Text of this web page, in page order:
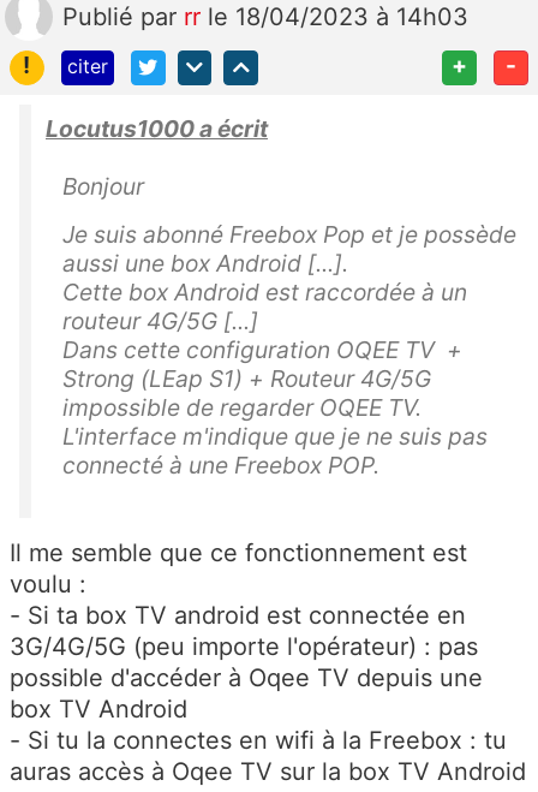
Publié par rr le 18/04/2023 à 14h03
!
citer + -
Locutus1000 a écrit
Bonjour
Je suis abonné Freebox Pop et je possède
aussi une box Android [...].
Cette box Android est raccordée à un
routeur 4G/5G [...]
Dans cette configuration OQEE TV +
Strong (LEap S1) + Routeur 4G/5G
impossible de regarder OQEE TV.
L'interface m'indique que je ne suis pas
connecté à une Freebox POP.
Il me semble que ce fonctionnement est
voulu :
- Si ta box TV android est connectée en
3G/4G/5G (peu importe l'opérateur) : pas
possible d'accéder à Oqee TV depuis une
box TV Android
- Si tu la connectes en wifi à la Freebox : tu
auras accès à Oqee TV sur la box TV Android